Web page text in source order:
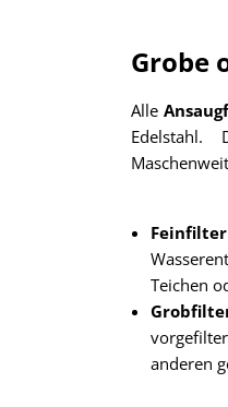
Grobe
Alle
Edelstahl.
Teichen
anderen